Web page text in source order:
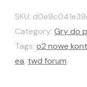
SKU:
Category: Gry do
Tags: o2 nowe
ea, twd forum